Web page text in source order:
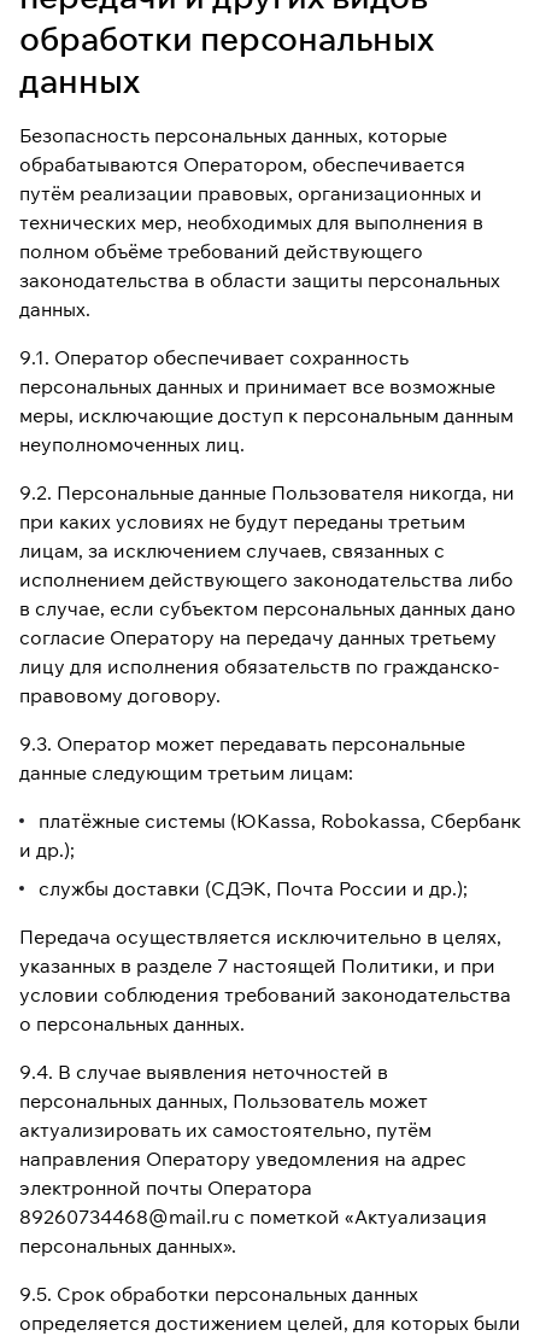
обработки персональных
данных
Безопасность персональных данных, которые
обрабатываются Оператором, обеспечивается
путём реализации правовых, организационных и
технических мер, необходимых для выполнения в
полном объёме требований действующего
законодательства в области защиты персональных
данных.
9.1. Оператор обеспечивает сохранность
персональных данных и принимает все возможные
меры, исключающие доступ к персональным данным
неуполномоченных лиц.
9.2. Персональные данные Пользователя никогда, ни
при каких условиях не будут переданы третьим
лицам, за исключением случаев, связанных с
исполнением действующего законодательства либо
в случае, если субъектом персональных данных дано
согласие Оператору на передачу данных третьему
лицу для исполнения обязательств по гражданско-
правовому договору.
9.3. Оператор может передавать персональные
данные следующим третьим лицам:
платёжные системы (ЮKassa, Robokassa, Сбербанк
и др.);
службы доставки (СДЭК, Почта России и др.);
Передача осуществляется исключительно в целях,
указанных в разделе 7 настоящей Политики, и при
условии соблюдения требований законодательства
о персональных данных.
9.4. В случае выявления неточностей в
персональных данных, Пользователь может
актуализировать их самостоятельно, путём
направления Оператору уведомления на адрес
электронной почты Оператора
89260734468@mail.ru с пометкой «Актуализация
персональных данных».
9.5. Срок обработки персональных данных
определяется достижением целей, для которых были